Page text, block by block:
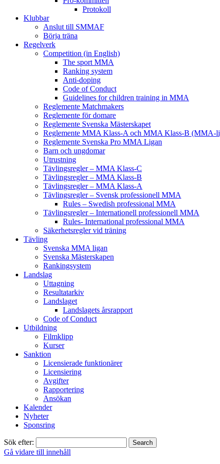
Protokoll
Klubbar
Anslut till SMMAF
Börja träna
Regelverk
Competition (in English)
The sport MMA
Ranking system
Anti-doping
Code of Conduct
Guidelines for children training in MMA
Reglemente Matchmakers
Reglemente för domare
Reglemente Svenska Mästerskapet
Reglemente MMA Klass-A och MMA Klass-B (MMA-
Reglemente Svenska Pro MMA Ligan
Barn och ungdomar
Utrustning
Tävlingsregler – MMA Klass-C
Tävlingsregler – MMA Klass-B
Tävlingsregler – MMA Klass-A
Tävlingsregler – Svensk professionell MMA
Rules – Swedish professional MMA
Tävlingsregler – Internationell professionell MMA
Rules- International professional MMA
Säkerhetsregler vid träning
Tävling
Svenska MMA ligan
Svenska Mästerskapen
Rankingsystem
Landslag
Uttagning
Resultatarkiv
Landslaget
Landslagets årsrapport
Code of Conduct
Utbildning
Filmklipp
Kurser
Sanktion
Licensierade funktionärer
Licensiering
Avgifter
Rapportering
Ansökan
Kalender
Nyheter
Sponsring
Sök efter:
Gå vidare till innehåll